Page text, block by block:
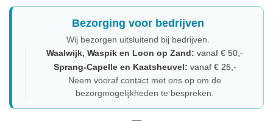
Bezorging voor bedrijven
Wij bezorgen uitsluitend bij bedrijven.
Waalwijk, Waspik en Loon op Zand: vanaf € 50,-
Sprang-Capelle en Kaatsheuvel: vanaf € 25,-
Neem vooraf contact met ons op om de
bezorgmogelijkheden te bespreken.